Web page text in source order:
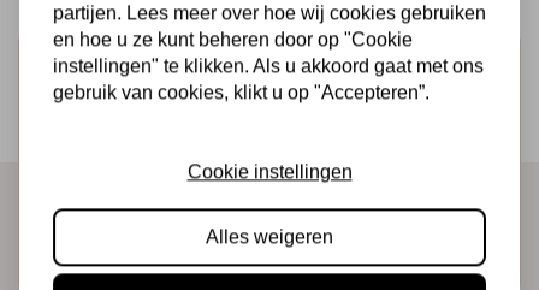
Schrijf je in voor de nieuwsbrief
Ontvang als eerste onze actie en nieuwe producten
partijen. Lees meer over hoe wij cookies gebruiken
en hoe u ze kunt beheren door op "Cookie
instellingen" te klikken. Als u akkoord gaat met ons
gebruik van cookies, klikt u op "Accepteren”.
Cookie instellingen
Alles weigeren